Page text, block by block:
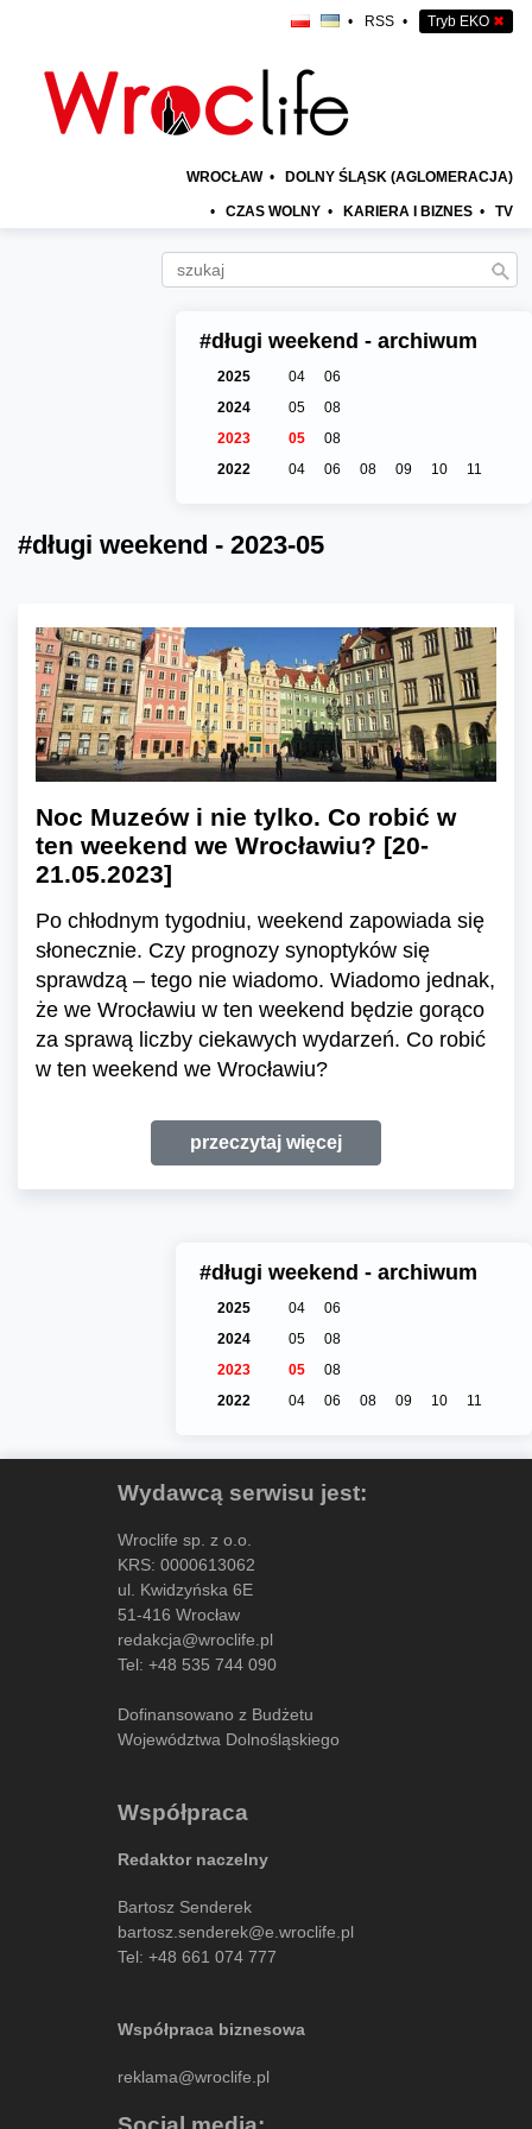
• RSS • Tryb EKO ✖
WROCŁAW • DOLNY ŚLĄSK (AGLOMERACJA)
• CZAS WOLNY • KARIERA I BIZNES • TV
#długi weekend - archiwum
2025 04
06
2024
05
08
2023
05
08
2022
04 06 08 09 10 11
#długi weekend - 2023-05
Noc Muzeów i nie tylko. Co robić w
ten weekend we Wrocławiu? [20-
21.05.2023]
Po chłodnym tygodniu, weekend zapowiada się
słonecznie. Czy prognozy synoptyków się
sprawdzą – tego nie wiadomo. Wiadomo jednak,
że we Wrocławiu w ten weekend będzie gorąco
za sprawą liczby ciekawych wydarzeń. Co robić
w ten weekend we Wrocławiu?
przeczytaj więcej
#długi weekend - archiwum
2025 04
06
2024
05
08
2023
05
08
2022
04 06 08 09 10 11
Wydawcą serwisu jest:
Wroclife sp. z o.o.
KRS: 0000613062
ul. Kwidzyńska 6E
51-416 Wrocław
redakcja@wroclife.pl
Tel: +48 535 744 090
Dofinansowano z Budżetu
Województwa Dolnośląskiego
Współpraca
Redaktor naczelny
Bartosz Senderek
bartosz.senderek@e.wroclife.pl
Tel: +48 661 074 777
Współpraca biznesowa
reklama@wroclife.pl